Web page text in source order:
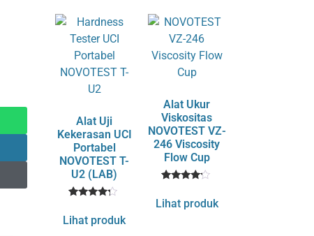
rating
Alat Uji
Kekerasan UCI
Portabel
NOVOTEST T-
U2 (LAB)
out of 5
Lihat produk
Alat Ukur
Viskositas
NOVOTEST VZ-
246 Viscosity
Flow Cup
out of 5
Lihat produk